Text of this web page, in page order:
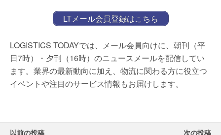
LTメール会員登録はこちら
LOGISTICS TODAYでは、メール会員向けに、朝刊（平
日7時）・夕刊（16時）のニュースメールを配信してい
ます。業界の最新動向に加え、物流に関わる方に役立つ
イベントや注目のサービス情報もお届けします。
以前の投稿 次の投稿